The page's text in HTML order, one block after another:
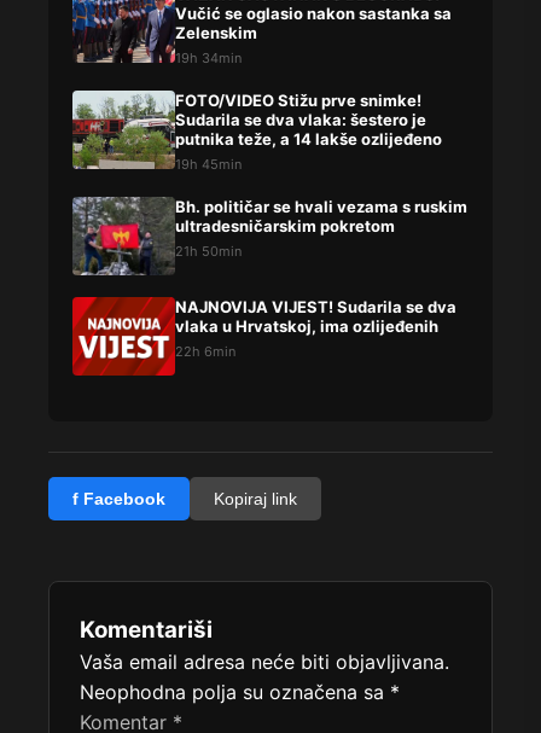
Vučić se oglasio nakon sastanka sa
Zelenskim
19h 34min
FOTO/VIDEO Stižu prve snimke!
Sudarila se dva vlaka: šestero je
putnika teže, a 14 lakše ozlijeđeno
19h 45min
Bh. političar se hvali vezama s ruskim
ultradesničarskim pokretom
21h 50min
NAJNOVIJA VIJEST! Sudarila se dva
vlaka u Hrvatskoj, ima ozlijeđenih
22h 6min
f Facebook Kopiraj link
Komentariši
Vaša email adresa neće biti objavljivana.
Neophodna polja su označena sa *
Komentar *